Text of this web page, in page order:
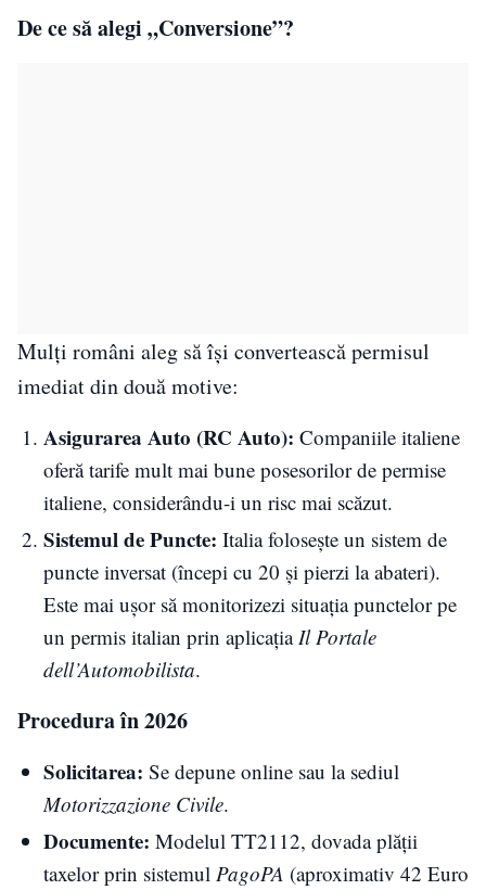
De ce să alegi „Conversione”?
Mulți români aleg să își convertească permisul
imediat din două motive:
Asigurarea Auto (RC Auto): Companiile italiene
oferă tarife mult mai bune posesorilor de permise
italiene, considerându-i un risc mai scăzut.
Sistemul de Puncte: Italia folosește un sistem de
puncte inversat (începi cu 20 și pierzi la abateri).
Este mai ușor să monitorizezi situația punctelor pe
un permis italian prin aplicația Il Portale
dell’Automobilista.
Procedura în 2026
Solicitarea: Se depune online sau la sediul
Motorizzazione Civile.
Documente: Modelul TT2112, dovada plății
taxelor prin sistemul PagoPA (aproximativ 42 Euro